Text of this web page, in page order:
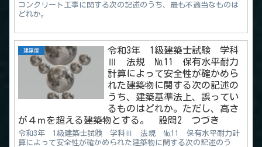
コンクリート工事に関する次の記述のうち、最も不適当なものは
どれか。
建築屋
令和3年 1級建築士試験 学科
Ⅲ 法規 №11 保有水平耐力
計算によって安全性が確かめら
れた建築物に関する次の記述の
うち、建築基準法上、誤ってい
るものはどれか。ただし、高さ
が４ｍを超える建築物とする。 設問2 つづき
令和3年 1級建築士試験 学科Ⅲ 法規 №11 保有水平耐力計
算によって安全性が確かめられた建築物に関する次の記述のう